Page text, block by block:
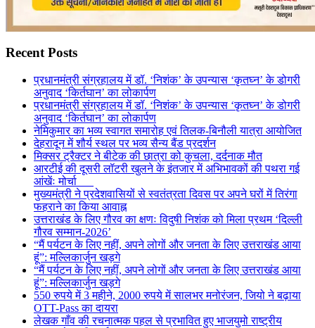
Recent Posts
प्रधानमंत्री संग्रहालय में डॉ. ‘निशंक’ के उपन्यास ‘कृतघ्न’ के डोगरी
अनुवाद ‘किर्तघान’ का लोकार्पण
प्रधानमंत्री संग्रहालय में डॉ. ‘निशंक’ के उपन्यास ‘कृतघ्न’ के डोगरी
अनुवाद ‘किर्तघान’ का लोकार्पण
नेमिकुमार का भव्य स्वागत समारोह एवं तिलक-बिनौली यात्रा आयोजित
देहरादून में शौर्य स्थल पर भव्य सैन्य बैंड प्रदर्शन
मिक्सर ट्रैक्टर ने बीटेक की छात्रा को कुचला, दर्दनाक मौत
आरटीई की दूसरी लॉटरी खुलने के इंतजार में अभिभावकों की पथरा गई
आंखेंः मोर्चा
मुख्यमंत्री ने प्रदेशवासियों से स्वतंत्रता दिवस पर अपने घरों में तिरंगा
फहराने का किया आवाह्न
उत्तराखंड के लिए गौरव का क्षणः विदुषी निशंक को मिला प्रथम ‘दिल्ली
गौरव सम्मान-2026’
“मैं पर्यटन के लिए नहीं, अपने लोगों और जनता के लिए उत्तराखंड आया
हूं”: मल्लिकार्जुन खड़गे
“मैं पर्यटन के लिए नहीं, अपने लोगों और जनता के लिए उत्तराखंड आया
हूं”: मल्लिकार्जुन खड़गे
550 रुपये में 3 महीने, 2000 रुपये में सालभर मनोरंजन, जियो ने बढ़ाया
OTT-Pass का दायरा
लेखक गाँव की रचनात्मक पहल से प्रभावित हुए भाजयुमो राष्ट्रीय